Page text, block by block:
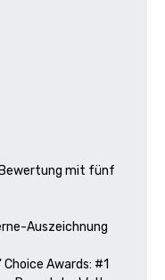
mit fünf
Auszeichnung
Awards: #1